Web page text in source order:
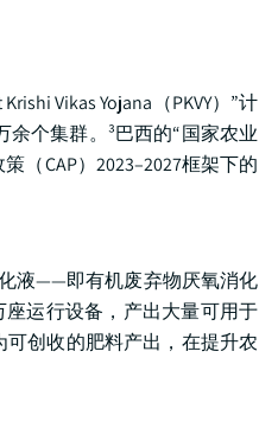
Vikas Yojana（PKVY）”计
个集群。³巴西的“国家农业
（CAP）2023–2027框架下的
液——即有机废弃物厌氧消化
运行设备，产出大量可用于
创收的肥料产出，在提升农